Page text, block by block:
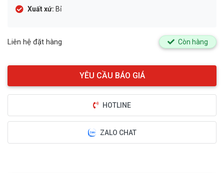
Xuất xứ: Bỉ
Liên hệ đặt hàng Còn hàng
HOTLINE
ZALO CHAT